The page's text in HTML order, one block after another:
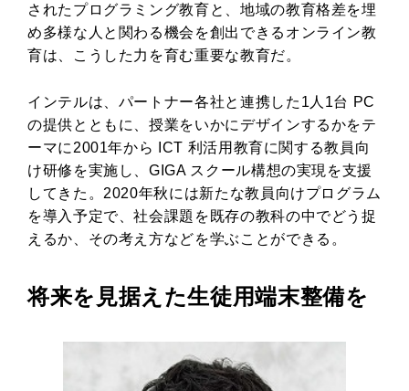
されたプログラミング教育と、地域の教育格差を埋
め多様な人と関わる機会を創出できるオンライン教
育は、こうした力を育む重要な教育だ。
インテルは、パートナー各社と連携した1人1台 PC
の提供とともに、授業をいかにデザインするかをテ
ーマに2001年から ICT 利活用教育に関する教員向
け研修を実施し、GIGA スクール構想の実現を支援
してきた。2020年秋には新たな教員向けプログラム
を導入予定で、社会課題を既存の教科の中でどう捉
えるか、その考え方などを学ぶことができる。
将来を見据えた生徒用端末整備を